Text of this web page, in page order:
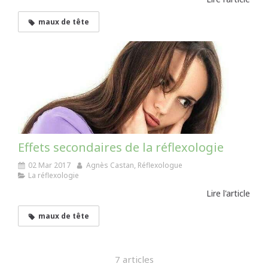
maux de tête
Effets secondaires de la réflexologie
02 Mar 2017
Agnès Castan, Réflexologue
La réflexologie
Lire l'article
maux de tête
7 articles